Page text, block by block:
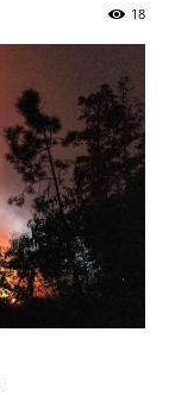
18